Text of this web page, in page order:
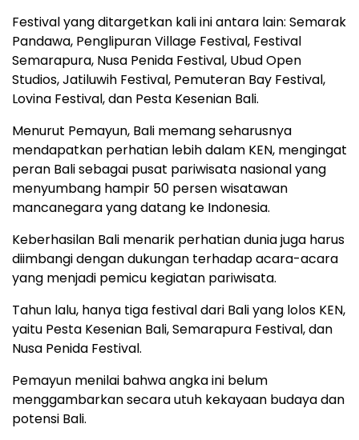
Festival yang ditargetkan kali ini antara lain: Semarak
Pandawa, Penglipuran Village Festival, Festival
Semarapura, Nusa Penida Festival, Ubud Open
Studios, Jatiluwih Festival, Pemuteran Bay Festival,
Lovina Festival, dan Pesta Kesenian Bali.
Menurut Pemayun, Bali memang seharusnya
mendapatkan perhatian lebih dalam KEN, mengingat
peran Bali sebagai pusat pariwisata nasional yang
menyumbang hampir 50 persen wisatawan
mancanegara yang datang ke Indonesia.
Keberhasilan Bali menarik perhatian dunia juga harus
diimbangi dengan dukungan terhadap acara-acara
yang menjadi pemicu kegiatan pariwisata.
Tahun lalu, hanya tiga festival dari Bali yang lolos KEN,
yaitu Pesta Kesenian Bali, Semarapura Festival, dan
Nusa Penida Festival.
Pemayun menilai bahwa angka ini belum
menggambarkan secara utuh kekayaan budaya dan
potensi Bali.